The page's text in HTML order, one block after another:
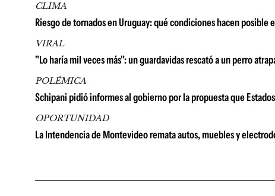
CLIMA
Riesgo de tornados en Uruguay: qué condiciones hacen posible
VIRAL
"Lo haría mil veces más": un guardavidas rescató a un perro
POLÉMICA
Schipani pidió informes al gobierno por la propuesta que
OPORTUNIDAD
La Intendencia de Montevideo remata autos, muebles y